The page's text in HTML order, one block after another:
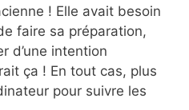
! Elle avait besoin
faire sa préparation,
d’une intention
ça ! En tout cas, plus
pour suivre les